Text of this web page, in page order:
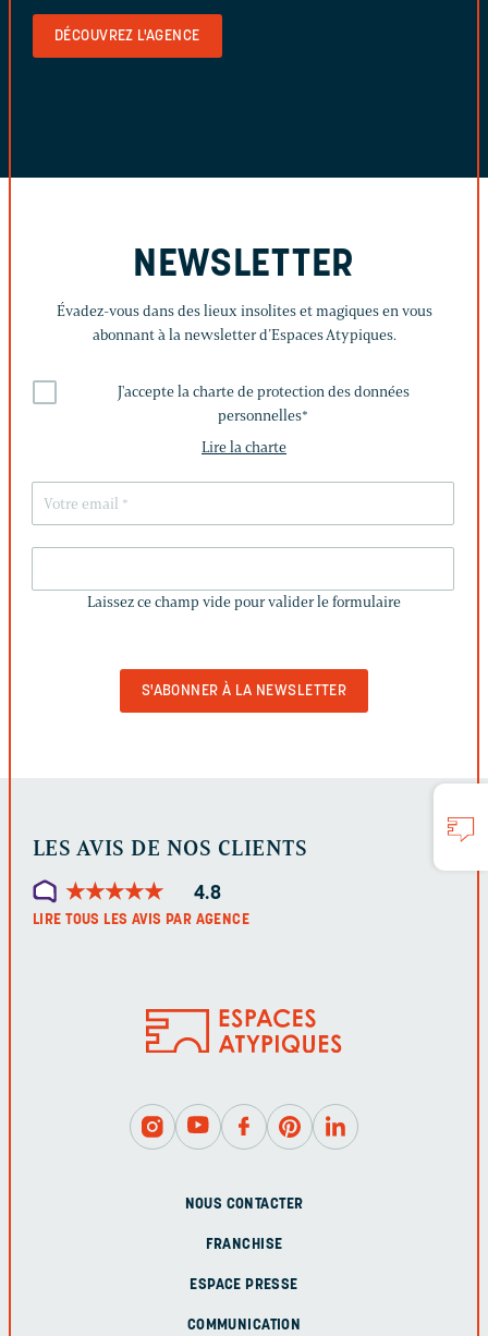
DÉCOUVREZ L'AGENCE
NEWSLETTER
Évadez-vous dans des lieux insolites et magiques en vous
abonnant à la newsletter d’Espaces Atypiques.
J'accepte la charte de protection des données
personnelles*
Lire la charte
CHAMP
Laissez ce champ vide pour valider le formulaire
LES AVIS DE NOS CLIENTS
★★★★★
★★★★★ 4.8
LIRE TOUS LES AVIS PAR AGENCE
NOUS CONTACTER
FRANCHISE
ESPACE PRESSE
COMMUNICATION